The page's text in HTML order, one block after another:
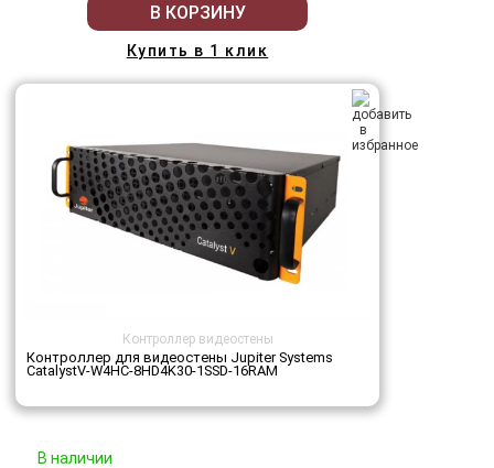
В КОРЗИНУ
Купить в 1 клик
Контроллер видеостены
Контроллер для видеостены Jupiter Systems
CatalystV-W4HC-8HD4K30-1SSD-16RAM
В наличии